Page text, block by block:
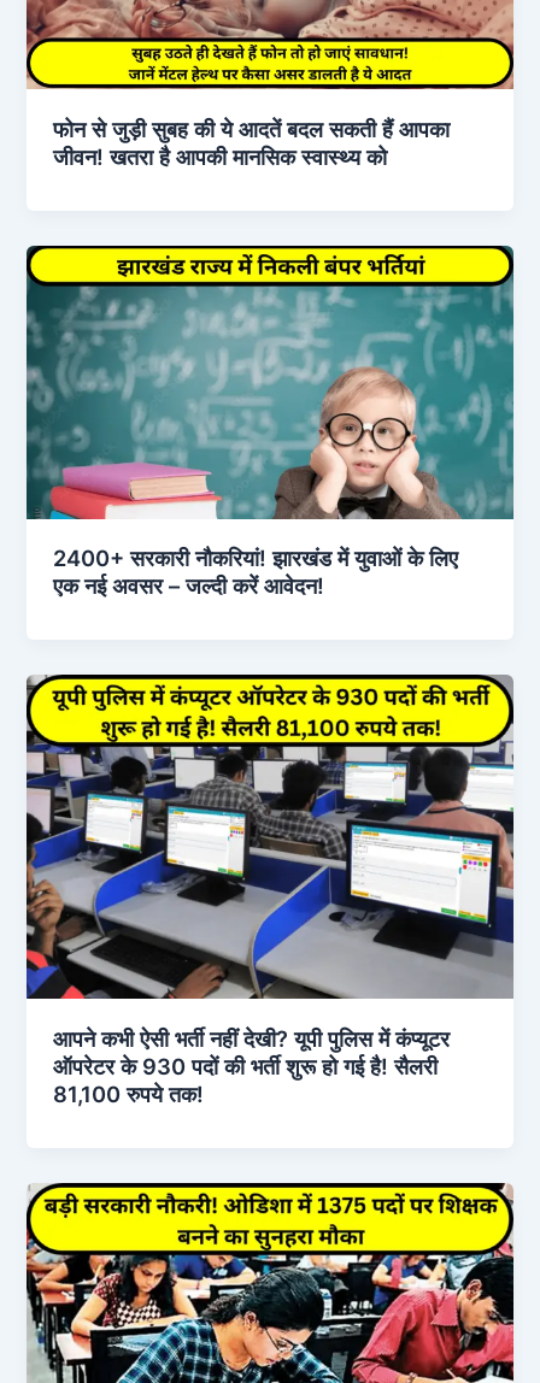
फोन से जुड़ी सुबह की ये आदतें बदल सकती हैं आपका
जीवन! खतरा है आपकी मानसिक स्वास्थ्य को
2400+ सरकारी नौकरियां! झारखंड में युवाओं के लिए
एक नई अवसर – जल्दी करें आवेदन!
आपने कभी ऐसी भर्ती नहीं देखी? यूपी पुलिस में कंप्यूटर
ऑपरेटर के 930 पदों की भर्ती शुरू हो गई है! सैलरी
81,100 रुपये तक!